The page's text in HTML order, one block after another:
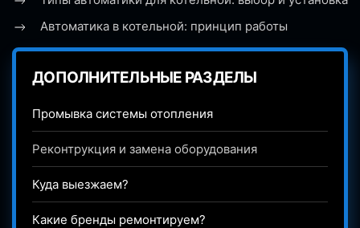
Автоматика в котельной: принцип работы
ДОПОЛНИТЕЛЬНЫЕ РАЗДЕЛЫ
Промывка системы отопления
Реконтрукция и замена оборудования
Куда выезжаем?
Какие бренды ремонтируем?